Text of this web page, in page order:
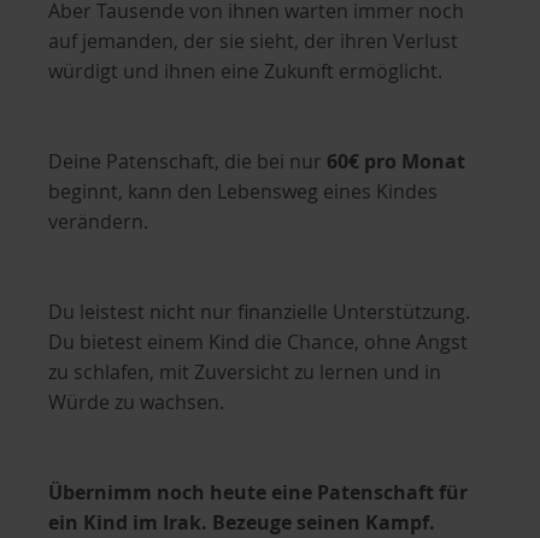
Aber Tausende von ihnen warten immer noch
auf jemanden, der sie sieht, der ihren Verlust
würdigt und ihnen eine Zukunft ermöglicht.
Deine Patenschaft, die bei nur 60€ pro Monat
beginnt, kann den Lebensweg eines Kindes
verändern.
Du leistest nicht nur finanzielle Unterstützung.
Du bietest einem Kind die Chance, ohne Angst
zu schlafen, mit Zuversicht zu lernen und in
Würde zu wachsen.
Übernimm noch heute eine Patenschaft für
ein Kind im Irak. Bezeuge seinen Kampf.